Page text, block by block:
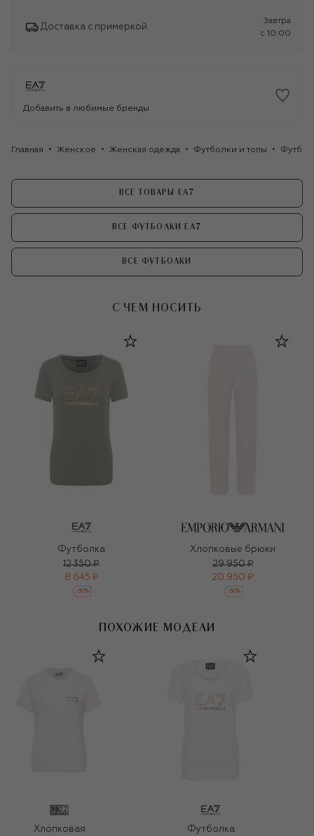
Доставка с примеркой
Завтра
c 10:00
Добавить в любимые бренды
Главная Женское Женская одежда Футболки и топы
ВСЕ ТОВАРЫ EA7
ВСЕ ФУТБОЛКИ EA7
ВСЕ ФУТБОЛКИ
С ЧЕМ НОСИТЬ
Футболка
12 350 ₽
8 645 ₽
-30%
Хлопковые брюки
29 950 ₽
20 950 ₽
-30%
ПОХОЖИЕ МОДЕЛИ
Хлопковая Футболка